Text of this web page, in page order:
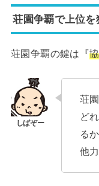
荘園争覇で上位を
荘園争覇の鍵は『
荘
ど
る
他